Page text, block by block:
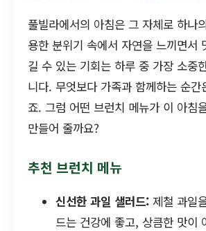
풀빌라에서의 아침은 그 자체로 하나
용한 분위기 속에서 자연을 느끼면서
길 수 있는 기회는 하루 중 가장 소중
니다. 무엇보다 가족과 함께하는 순간
죠. 그럼 어떤 브런치 메뉴가 이 아침
만들어 줄까요?
추천 브런치 메뉴
신선한 과일 샐러드: 제철 과일
드는 건강에 좋고, 상큼한 맛이